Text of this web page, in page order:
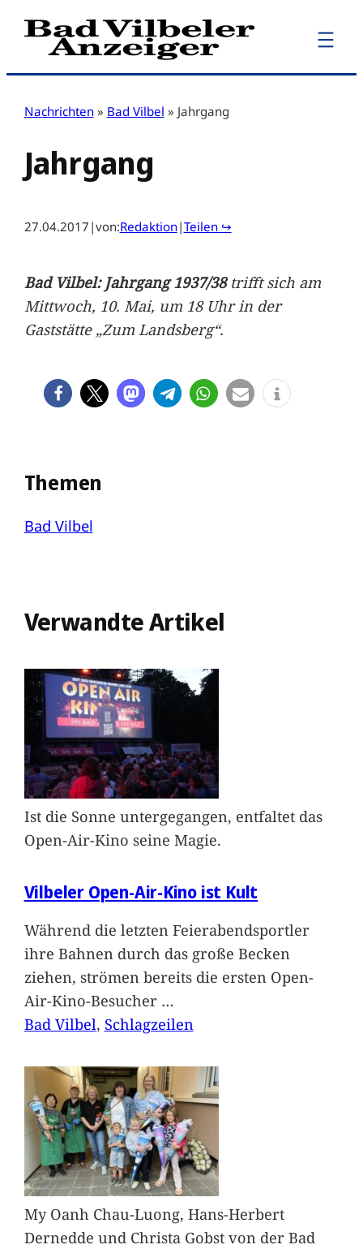
Zum
Inhalt
Nachrichten » Bad Vilbel » Jahrgang
Jahrgang
27.04.2017 |von:Redaktion|Teilen ↪
Bad Vilbel: Jahrgang 1937/38trifft sich am
Mittwoch, 10. Mai, um 18 Uhr in der
Gaststätte „Zum Landsberg“.
Themen
Bad Vilbel
Verwandte Artikel
Ist die Sonne untergegangen, entfaltet das
Open-Air-Kino seine Magie.
Vilbeler Open-Air-Kino ist Kult
Während die letzten Feierabendsportler
ihre Bahnen durch das große Becken
ziehen, strömen bereits die ersten Open-
Air-Kino-Besucher …
Bad Vilbel, Schlagzeilen
My Oanh Chau-Luong, Hans-Herbert
Dernedde und Christa Gobst von der Bad